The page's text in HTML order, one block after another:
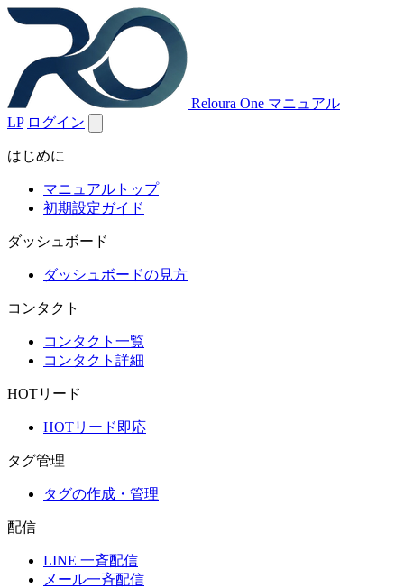
Reloura One マニュアル
LP ログイン
はじめに
マニュアルトップ
初期設定ガイド
ダッシュボード
ダッシュボードの見方
コンタクト
コンタクト一覧
コンタクト詳細
HOTリード
HOTリード即応
タグ管理
タグの作成・管理
配信
LINE 一斉配信
メール一斉配信